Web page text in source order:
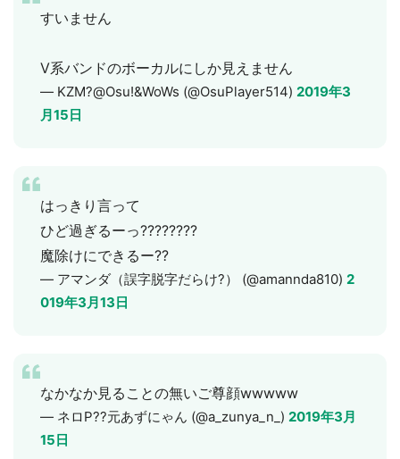
すいません
V系バンドのボーカルにしか見えません
— KZM?@Osu!&WoWs (@OsuPlayer514) 2019年3
月15日
はっきり言って
ひど過ぎるーっ????????
魔除けにできるー??
— アマンダ（誤字脱字だらけ?） (@amannda810) 2
019年3月13日
なかなか見ることの無いご尊顔wwwww
— ネロP??元あずにゃん (@a_zunya_n_) 2019年3月
15日